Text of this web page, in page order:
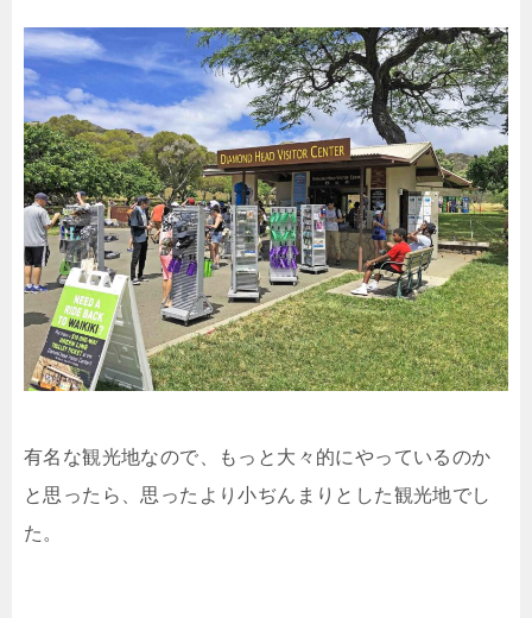
有名な観光地なので、もっと大々的にやっているのか
と思ったら、思ったより小ぢんまりとした観光地でし
た。